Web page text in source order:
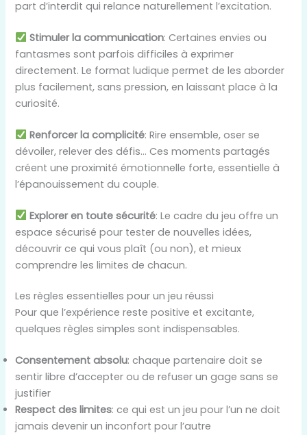
part d’interdit qui relance naturellement l’excitation.
Stimuler la communication: Certaines envies ou
fantasmes sont parfois difficiles à exprimer
directement. Le format ludique permet de les aborder
plus facilement, sans pression, en laissant place à la
curiosité.
Renforcer la complicité: Rire ensemble, oser se
dévoiler, relever des défis… Ces moments partagés
créent une proximité émotionnelle forte, essentielle à
l’épanouissement du couple.
Explorer en toute sécurité: Le cadre du jeu offre un
espace sécurisé pour tester de nouvelles idées,
découvrir ce qui vous plaît (ou non), et mieux
comprendre les limites de chacun.
Les règles essentielles pour un jeu réussi
Pour que l’expérience reste positive et excitante,
quelques règles simples sont indispensables.
Consentement absolu: chaque partenaire doit se
sentir libre d’accepter ou de refuser un gage sans se
justifier
Respect des limites: ce qui est un jeu pour l’un ne doit
jamais devenir un inconfort pour l’autre